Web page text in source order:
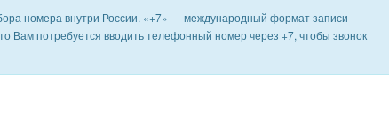
номера внутри России. «+7» — международный формат записи
Вам потребуется вводить телефонный номер через +7, чтобы звонок